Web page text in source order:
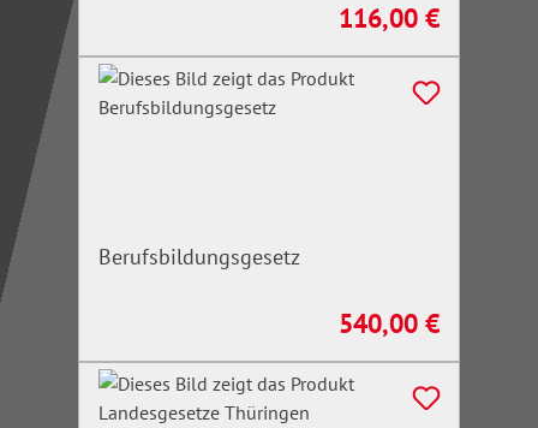
Regulärer Preis:
116,00 €
Berufsbildungsgesetz
Regulärer Preis:
540,00 €